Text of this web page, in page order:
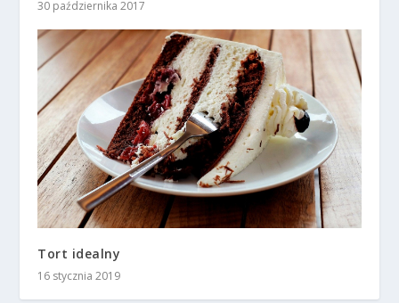
30 października 2017
Tort idealny
16 stycznia 2019